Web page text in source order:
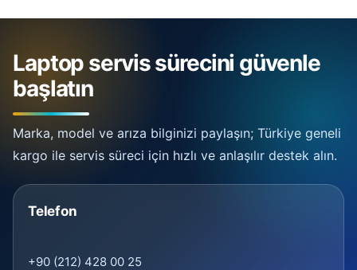
Laptop servis sürecini güvenle
başlatın
Marka, model ve arıza bilginizi paylaşın; Türkiye geneli
kargo ile servis süreci için hızlı ve anlaşılır destek alın.
Telefon
+90 (212) 428 00 25